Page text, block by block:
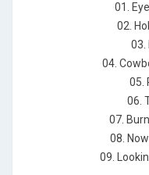
01.
02.
03.
04.
05.
06.
07.
08.
09.